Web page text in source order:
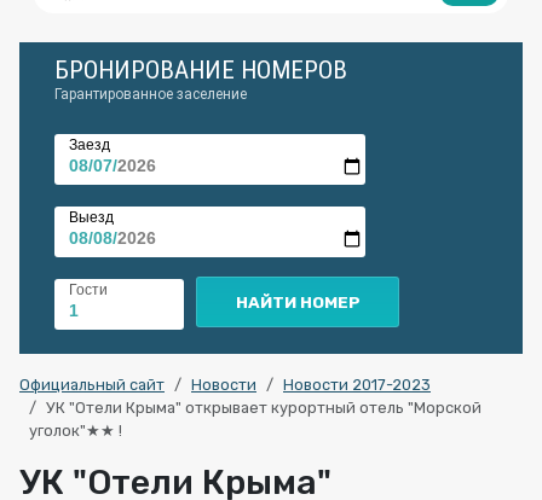
БРОНИРОВАНИЕ НОМЕРОВ
Гарантированное заселение
Заезд
Выезд
Гости
Официальный сайт Новости
Новости 2017-2023
УК "Отели Крыма" открывает курортный отель "Морской
уголок"★★ !
УК "Отели Крыма"